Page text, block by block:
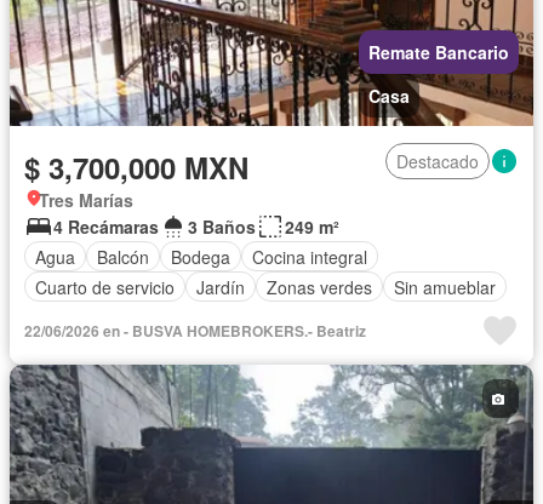
Remate Bancario
Casa
$ 3,700,000 MXN
Destacado
Tres Marías
4 Recámaras
3 Baños
249 m²
Agua
Balcón Bodega
Cocina integral
Cuarto de servicio
Jardín Zonas verdes Sin amueblar
22/06/2026 en - BUSVA HOMEBROKERS.- Beatriz